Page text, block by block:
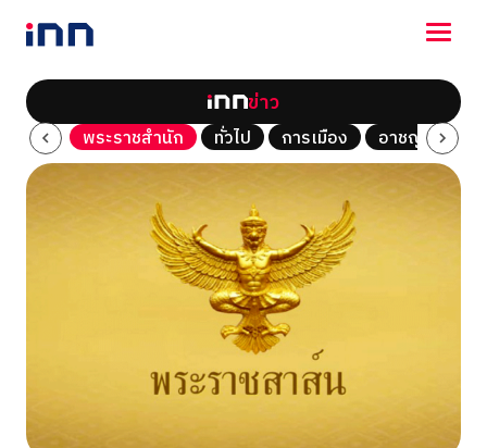
NEWS
ENTERTAINMENT
LIFESTYLE
HOROSCOPE
LOTTERY
ข่าว
Tech พระราชสำนัก ทั่วไป การเมือง อาชญากรรม